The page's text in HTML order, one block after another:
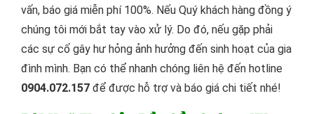
vấn, báo giá miễn phí 100%. Nếu Quý khách hàng đồng ý
chúng tôi mới bắt tay vào xử lý. Do đó, nếu gặp phải
các sự cố gây hư hỏng ảnh hưởng đến sinh hoạt của gia
đình mình. Bạn có thể nhanh chóng liên hệ đến hotline
0904.072.157 để được hỗ trợ và báo giá chi tiết nhé!